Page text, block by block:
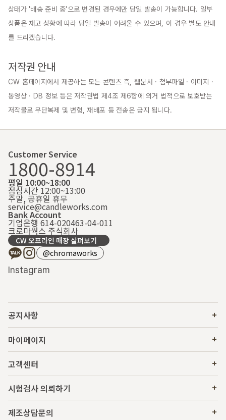
상태가 '배송 준비 중'으로 변경된 경우에만 당일 발송이 가능합니다. 일부
상품은 재고 상황에 따라 당일 발송이 어려울 수 있으며, 이 경우 별도 안내
를 드리겠습니다.
저작권 안내
CW 홈페이지에서 제공하는 모든 콘텐츠 즉, 웹문서 · 첨부파일 · 이미지 ·
동영상 · DB 정보 등은 저작권법 제4조 제6항에 의거 법적으로 보호받는
저작물로 무단복제 및 변형, 재배포 등 전송은 금지 됩니다.
Customer Service
1800-8914
평일 10:00~18:00
점심시간 12:00~13:00
주말, 공휴일 휴무
service@candleworks.com
Bank Account
기업은행 614-020463-04-011
크로마웍스 주식회사
CW 오프라인 매장 살펴보기
@chromaworks
Instagram
공지사항
마이페이지
고객센터
시험검사 의뢰하기
제조상담문의